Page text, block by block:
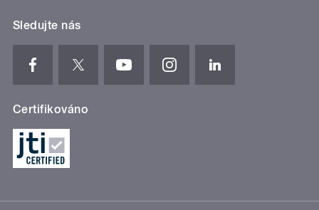
Sledujte nás
Certifikováno